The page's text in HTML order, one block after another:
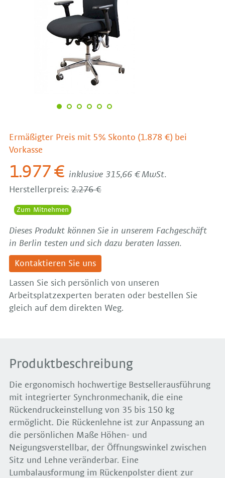
Ermäßigter Preis mit 5% Skonto (1.878 €) bei
Vorkasse
1.977 € inklusive 315,66 € MwSt.
Herstellerpreis:2.276 €
Zum Mitnehmen
Dieses Produkt können Sie in unserem Fachgeschäft
in Berlin testen und sich dazu beraten lassen.
Kontaktieren Sie uns
Lassen Sie sich persönlich von unseren
Arbeitsplatzexperten beraten oder bestellen Sie
gleich auf dem direkten Weg.
Produktbeschreibung
Die ergonomisch hochwertige Bestsellerausführung
mit integrierter Synchronmechanik, die eine
Rückendruckeinstellung von 35 bis 150 kg
ermöglicht. Die Rückenlehne ist zur Anpassung an
die persönlichen Maße Höhen- und
Neigungsverstellbar, der Öffnungswinkel zwischen
Sitz und Lehne veränderbar. Eine
Lumbalausformung im Rückenpolster dient zur